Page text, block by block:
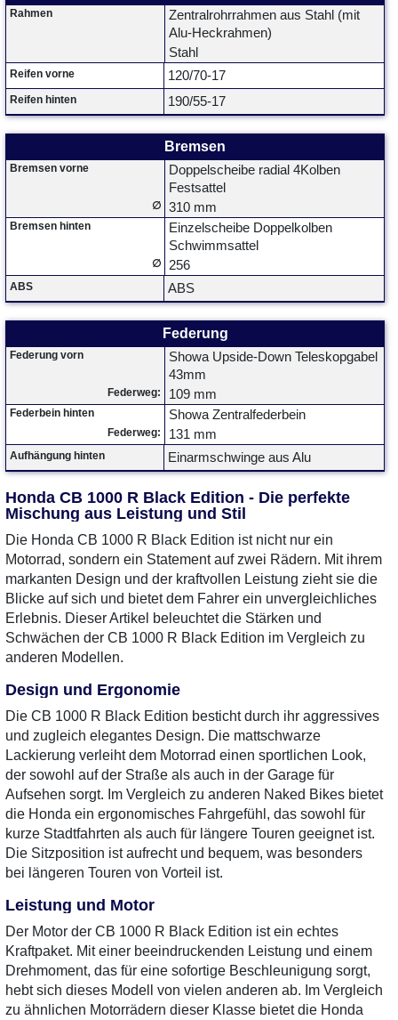
Rahmen
Zentralrohrrahmen aus Stahl (mit
Alu-Heckrahmen)
Stahl
Reifen vorne 120/70-17
Reifen hinten 190/55-17
Bremsen
Bremsen vorne
Doppelscheibe radial 4Kolben
Festsattel
∅ 310 mm
Bremsen hinten
Einzelscheibe Doppelkolben
Schwimmsattel
∅ 256
ABS ABS
Federung
Federung vorn
Showa Upside-Down Teleskopgabel
43mm
Federweg: 109 mm
Federbein hinten Showa Zentralfederbein
Federweg: 131 mm
Aufhängung hinten Einarmschwinge aus Alu
Honda CB 1000 R Black Edition - Die perfekte
Mischung aus Leistung und Stil
Die Honda CB 1000 R Black Edition ist nicht nur ein
Motorrad, sondern ein Statement auf zwei Rädern. Mit ihrem
markanten Design und der kraftvollen Leistung zieht sie die
Blicke auf sich und bietet dem Fahrer ein unvergleichliches
Erlebnis. Dieser Artikel beleuchtet die Stärken und
Schwächen der CB 1000 R Black Edition im Vergleich zu
anderen Modellen.
Design und Ergonomie
Die CB 1000 R Black Edition besticht durch ihr aggressives
und zugleich elegantes Design. Die mattschwarze
Lackierung verleiht dem Motorrad einen sportlichen Look,
der sowohl auf der Straße als auch in der Garage für
Aufsehen sorgt. Im Vergleich zu anderen Naked Bikes bietet
die Honda ein ergonomisches Fahrgefühl, das sowohl für
kurze Stadtfahrten als auch für längere Touren geeignet ist.
Die Sitzposition ist aufrecht und bequem, was besonders
bei längeren Touren von Vorteil ist.
Leistung und Motor
Der Motor der CB 1000 R Black Edition ist ein echtes
Kraftpaket. Mit einer beeindruckenden Leistung und einem
Drehmoment, das für eine sofortige Beschleunigung sorgt,
hebt sich dieses Modell von vielen anderen ab. Im Vergleich
zu ähnlichen Motorrädern dieser Klasse bietet die Honda